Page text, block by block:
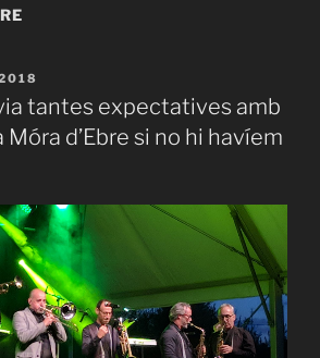
tantes expectatives amb
d’Ebre si no hi havíem